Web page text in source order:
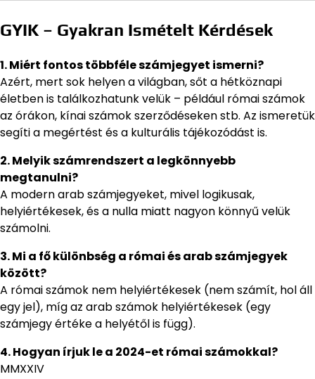
GYIK – Gyakran Ismételt Kérdések
1. Miért fontos többféle számjegyet ismerni?
Azért, mert sok helyen a világban, sőt a hétköznapi
életben is találkozhatunk velük – például római számok
az órákon, kínai számok szerződéseken stb. Az ismeretük
segíti a megértést és a kulturális tájékozódást is.
2. Melyik számrendszert a legkönnyebb
megtanulni?
A modern arab számjegyeket, mivel logikusak,
helyiértékesek, és a nulla miatt nagyon könnyű velük
számolni.
3. Mi a fő különbség a római és arab számjegyek
között?
A római számok nem helyiértékesek (nem számít, hol áll
egy jel), míg az arab számok helyiértékesek (egy
számjegy értéke a helyétől is függ).
4. Hogyan írjuk le a 2024-et római számokkal?
MMXXIV